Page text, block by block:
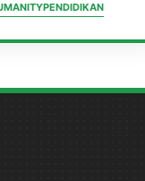
PENDIDIKAN